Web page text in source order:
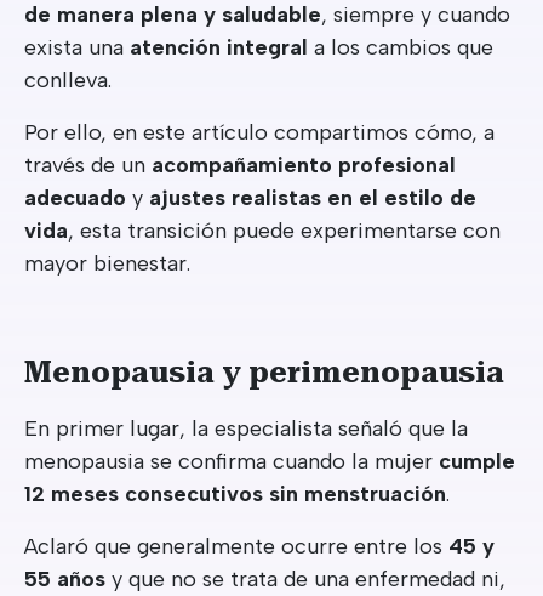
de manera plena y saludable, siempre y cuando
exista una atención integral a los cambios que
conlleva.
Por ello, en este artículo compartimos cómo, a
través de un acompañamiento profesional
adecuado y ajustes realistas en el estilo de
vida, esta transición puede experimentarse con
mayor bienestar.
Menopausia y perimenopausia
En primer lugar, la especialista señaló que la
menopausia se confirma cuando la mujer cumple
12 meses consecutivos sin menstruación.
Aclaró que generalmente ocurre entre los 45 y
55 años y que no se trata de una enfermedad ni,